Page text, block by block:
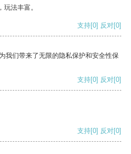
法丰富。
支持[0] 反对[0]
我们带来了无限的隐私保护和安全性保
支持[0] 反对[0]
支持[0] 反对[0]